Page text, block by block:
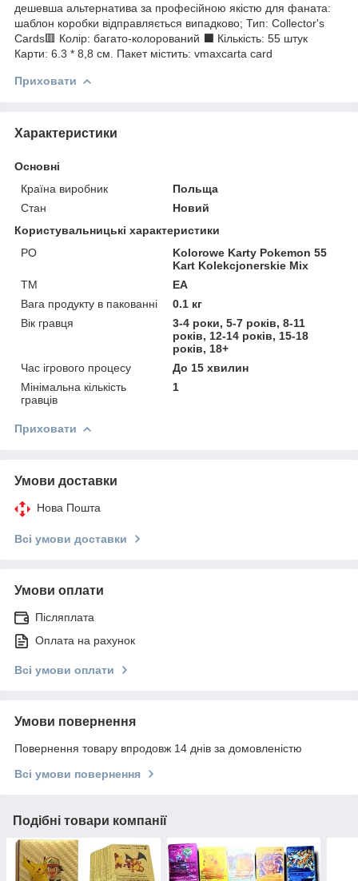
дешевша альтернатива за професійною якістю для фаната:
шаблон коробки відправляється випадково; Тип: Collector's
Cards🟥 Колір: багато-колорований ⬛ Кількість: 55 штук
Карти: 6.3 * 8,8 см. Пакет містить: vmaxcarta card
Приховати
Характеристики
Основні
Країна виробник
Польща
Стан
Новий
Користувальницькі характеристики
PO
Kolorowe Karty Pokemon 55
Kart Kolekcjonerskie Mix
TM
EA
Вага продукту в пакованні
0.1 кг
Вік гравця
3-4 роки, 5-7 років, 8-11
років, 12-14 років, 15-18
років, 18+
Час ігрового процесу
До 15 хвилин
Мінімальна кількість
гравців
1
Приховати
Умови доставки
Нова Пошта
Всі умови доставки
Умови оплати
Післяплата
Оплата на рахунок
Всі умови оплати
Умови повернення
Повернення товару впродовж 14 днів за домовленістю
Всі умови повернення
Подібні товари компанії